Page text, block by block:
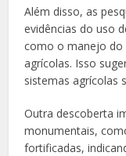
Além disso, as
evidências do uso
como o manejo do
agrícolas. Isso
sistemas agrícolas
Outra descoberta
monumentais,
fortificadas,